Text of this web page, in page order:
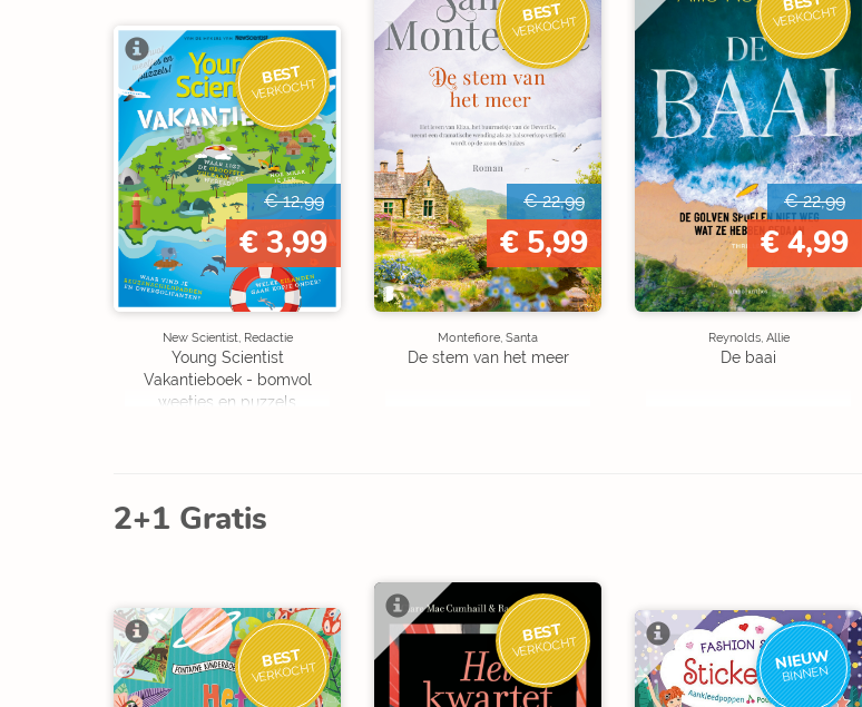
BEST
VERKOCHT
€ 12,99
€ 3,99
New Scientist, Redactie
Young Scientist
Vakantieboek - bomvol
weetjes en puzzels
BEST
VERKOCHT
€ 22,99
€ 5,99
Montefiore, Santa
De stem van het meer
VERKOCHT
€ 22,99
€ 4,99
Reynolds, Allie
De baai
2+1 Gratis
BEST
VERKOCHT
BEST
VERKOCHT NIEUW
BINNEN